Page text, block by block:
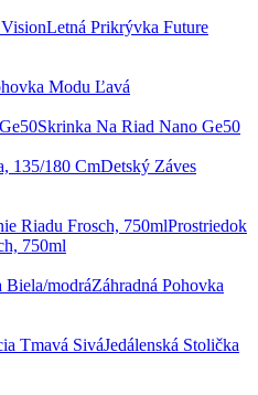
Letná Prikrývka Future
Modu Ľavá
Skrinka Na Riad Nano Ge50
Detský Záves
Prostriedok
750ml
Záhradná Pohovka
Jedálenská Stolička